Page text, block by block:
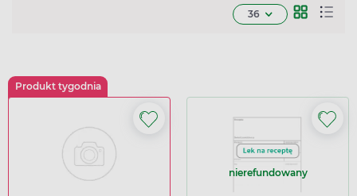
36
Produkt tygodnia
nierefundowany